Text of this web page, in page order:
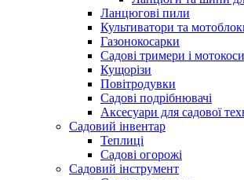
Ланцюгові пили
Культиватори та
Газонокосарки
Садові тримери і мотокоси
Кущорізи
Повітродувки
Садові подрібнювачі
Аксесуари для садової
Садовий інвентар
Теплиці
Садові огорожі
Садовий інструмент